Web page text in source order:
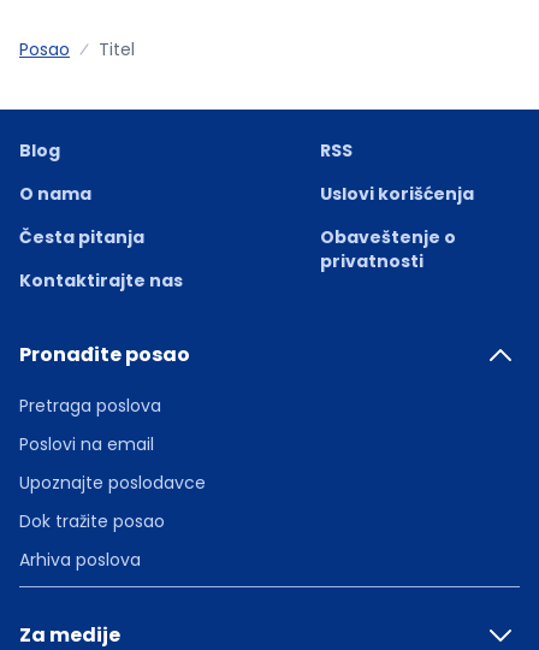
Posao Titel
Blog
O nama
Česta pitanja
Kontaktirajte nas
RSS
Uslovi korišćenja
Obaveštenje o
privatnosti
Pronađite posao
Pretraga poslova
Poslovi na email
Upoznajte poslodavce
Dok tražite posao
Arhiva poslova
Za medije